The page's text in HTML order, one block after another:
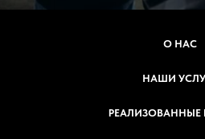
О НАС
НАШИ
РЕАЛИЗОВАННЫЕ